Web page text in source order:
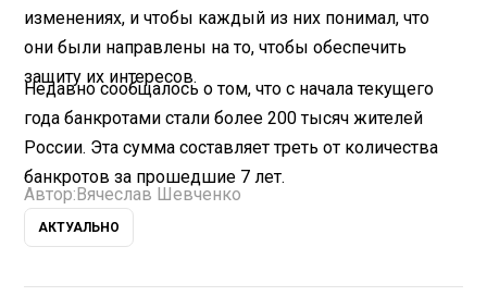
изменениях, и чтобы каждый из них понимал, что
они были направлены на то, чтобы обеспечить
защиту их интересов.
Недавно сообщалось о том, что с начала текущего
года банкротами стали более 200 тысяч жителей
России. Эта сумма составляет треть от количества
банкротов за прошедшие 7 лет.
Автор: Вячеслав Шевченко
АКТУАЛЬНО